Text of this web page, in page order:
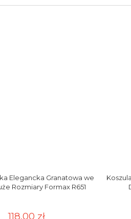
Elegancka Granatowa we
Rozmiary Formax R651
118,00 zł